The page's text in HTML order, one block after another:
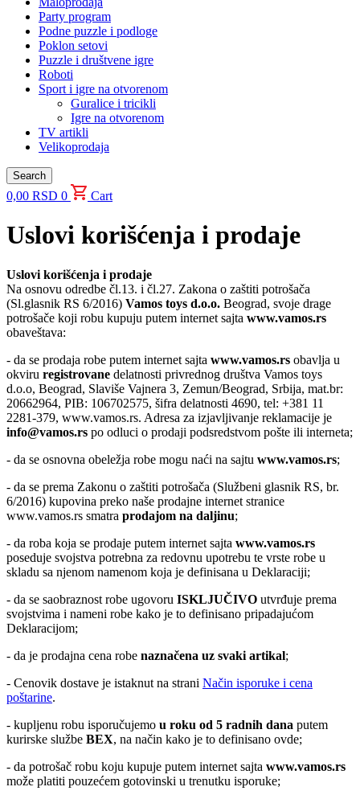
Party program
Podne puzzle i podloge
Poklon setovi
Puzzle i društvene igre
Roboti
Sport i igre na otvorenom
Guralice i tricikli
Igre na otvorenom
TV artikli
Velikoprodaja
Search
0,00 RSD 0 Cart
Uslovi korišćenja i prodaje
Uslovi korišćenja i prodaje
Na osnovu odredbe čl.13. i čl.27. Zakona o zaštiti potrošača
(Sl.glasnik RS 6/2016) Vamos toys d.o.o. Beograd, svoje drage
potrošače koji robu kupuju putem internet sajta www.vamos.rs
obaveštava:
- da se prodaja robe putem internet sajta www.vamos.rs obavlja u
okviru registrovane delatnosti privrednog društva Vamos toys
d.o.o, Beograd, Slaviše Vajnera 3, Zemun/Beograd, Srbija, mat.br:
20662964, PIB: 106702575, šifra delatnosti 4690, tel: +381 11
2281-379, www.vamos.rs. Adresa za izjavljivanje reklamacije je
info@vamos.rs po odluci o prodaji podsredstvom pošte ili interneta;
- da se osnovna obeležja robe mogu naći na sajtu www.vamos.rs;
- da se prema Zakonu o zaštiti potrošača (Službeni glasnik RS, br.
6/2016) kupovina preko naše prodajne internet stranice
www.vamos.rs smatra prodajom na daljinu;
- da roba koja se prodaje putem internet sajta www.vamos.rs
poseduje svojstva potrebna za redovnu upotrebu te vrste robe u
skladu sa njenom namenom koja je definisana u Deklaraciji;
- da se saobraznost robe ugovoru ISKLJUČIVO utvrđuje prema
svojstvima i nameni robe kako je to definisano pripadajućom
Deklaracijom;
- da je prodajna cena robe naznačena uz svaki artikal;
- Cenovik dostave je istaknut na strani Način isporuke i cena
poštarine.
- kupljenu robu isporučujemo u roku od 5 radnih dana putem
kurirske službe BEX, na način kako je to definisano ovde;
- da potrošač robu koju kupuje putem internet sajta www.vamos.rs
može platiti pouzećem gotovinski u trenutku isporuke;